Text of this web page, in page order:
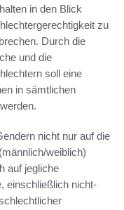
in den Blick
zu
Durch die
und die
soll eine
in sämtlichen
nicht nur auf die
weiblich)
auf jegliche
einschließlich nicht-